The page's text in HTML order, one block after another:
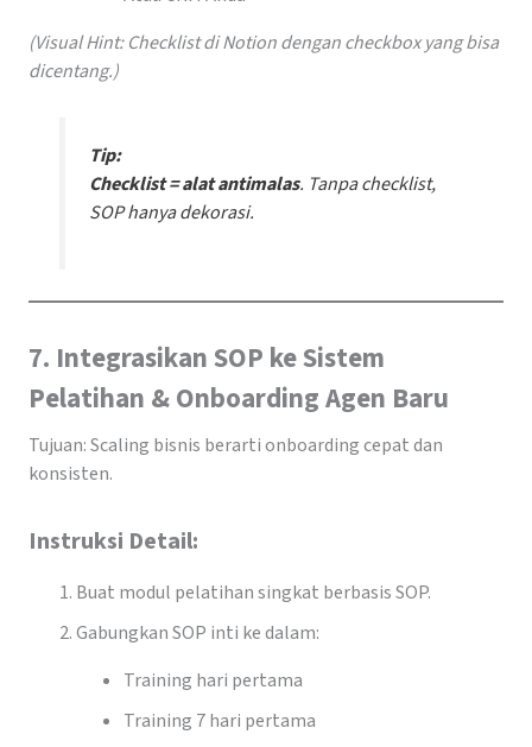
(Visual Hint: Checklist di Notion dengan checkbox yang bisa
dicentang.)
Tip:
Checklist = alat antimalas. Tanpa checklist,
SOP hanya dekorasi.
7. Integrasikan SOP ke Sistem
Pelatihan & Onboarding Agen Baru
Tujuan: Scaling bisnis berarti onboarding cepat dan
konsisten.
Instruksi Detail:
Buat modul pelatihan singkat berbasis SOP.
Gabungkan SOP inti ke dalam:
Training hari pertama
Training 7 hari pertama